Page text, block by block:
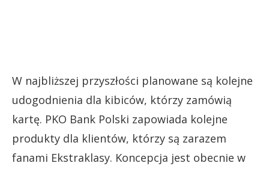
W najbliższej przyszłości planowane są kolejne
udogodnienia dla kibiców, którzy zamówią
kartę. PKO Bank Polski zapowiada kolejne
produkty dla klientów, którzy są zarazem
fanami Ekstraklasy. Koncepcja jest obecnie w